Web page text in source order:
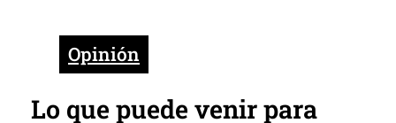
Opinión
Lo que puede venir para